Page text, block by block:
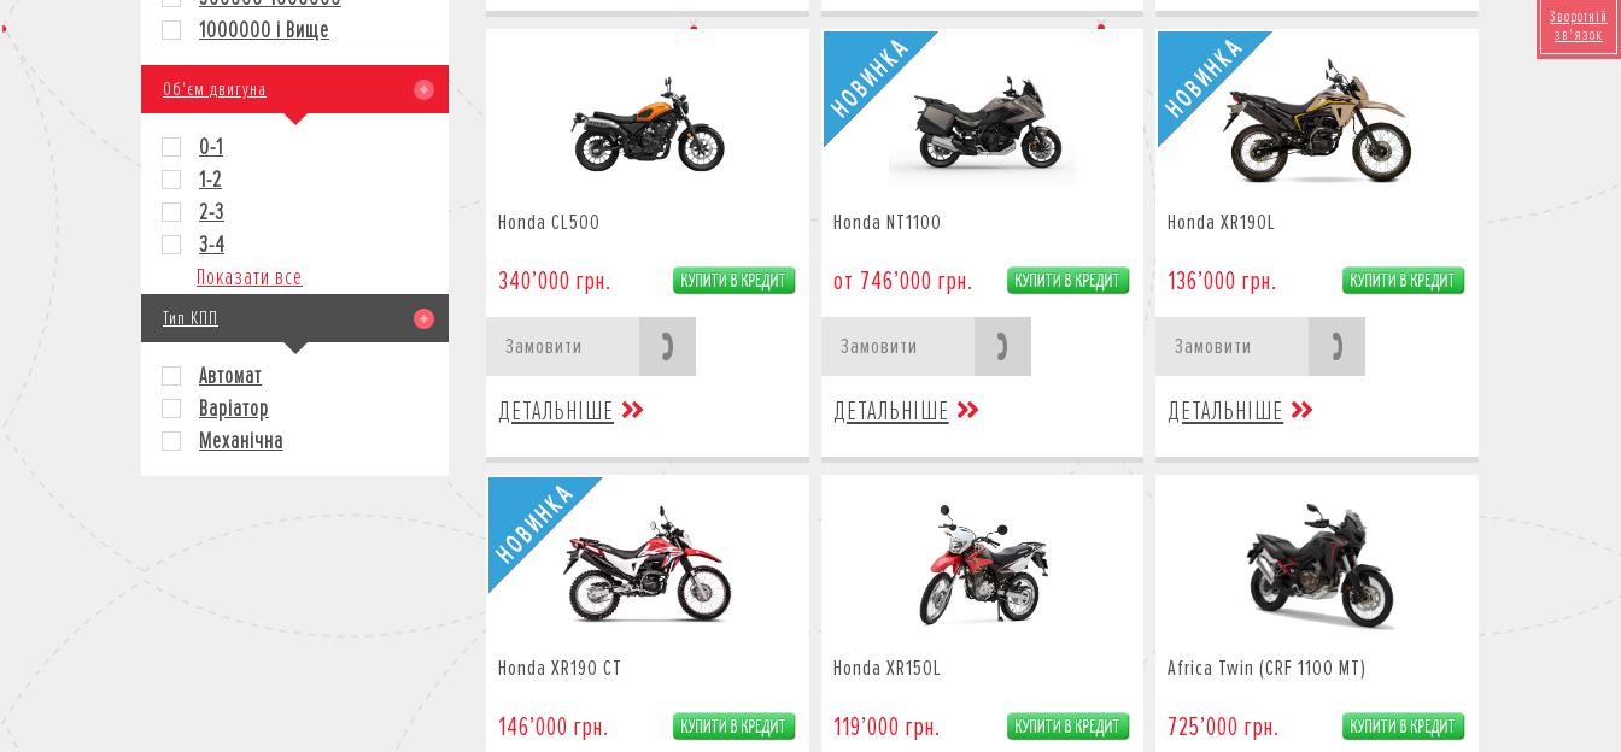
Зворотній
зв'язок
1000000 і Вище
Об'єм двигуна
0-1
1-2
2-3
3-4
Показати все
Тип КПП
Автомат
Варіатор
Механічна
Honda CL500
340’000 грн.
Замовити
ДЕТАЛЬНІШЕ
Honda NT1100
от 746’000 грн.
Замовити
ДЕТАЛЬНІШЕ
Honda XR190L
136’000 грн.
Замовити
ДЕТАЛЬНІШЕ
Honda XR190 CT
146’000 грн.
Honda XR150L
119’000 грн.
Africa Twin (CRF 1100 MT)
725’000 грн.